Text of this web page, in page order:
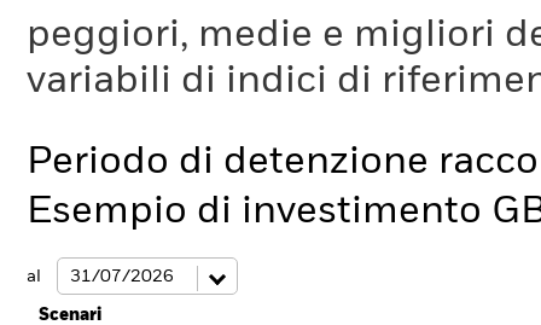
peggiori, medie e migliori
variabili di indici di
Periodo di detenzione
Esempio di investimento
al
Scenari